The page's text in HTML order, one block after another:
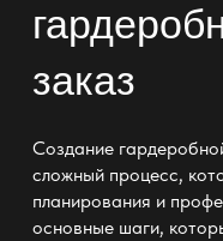
заказ
Создание
сложный процесс,
планирования и
основные шаги,